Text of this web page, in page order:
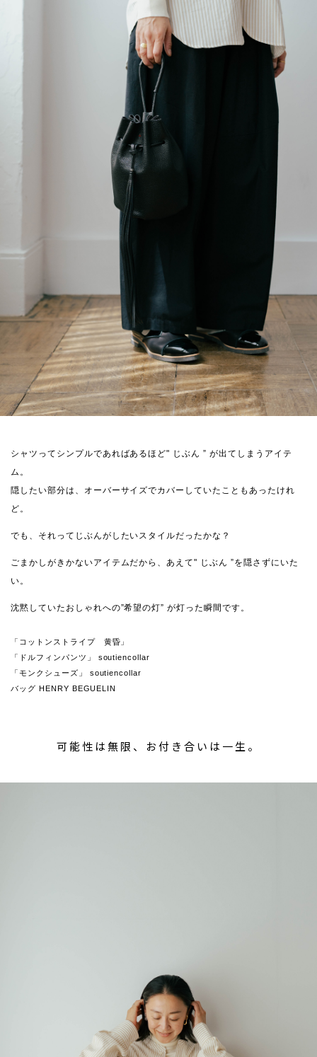
シャツってシンプルであればあるほど" じぶん ” が出てしまうアイテ
ム。
隠したい部分は、オーバーサイズでカバーしていたこともあったけれ
ど。
でも、それってじぶんがしたいスタイルだったかな？
ごまかしがきかないアイテムだから、あえて" じぶん ”を隠さずにいた
い。
沈黙していたおしゃれへの”希望の灯” が灯った瞬間です。
「コットンストライプ 黄昏」
「ドルフィンパンツ」 soutiencollar
「モンクシューズ」 soutiencollar
バッグ HENRY BEGUELIN
可能性は無限、お付き合いは一生。